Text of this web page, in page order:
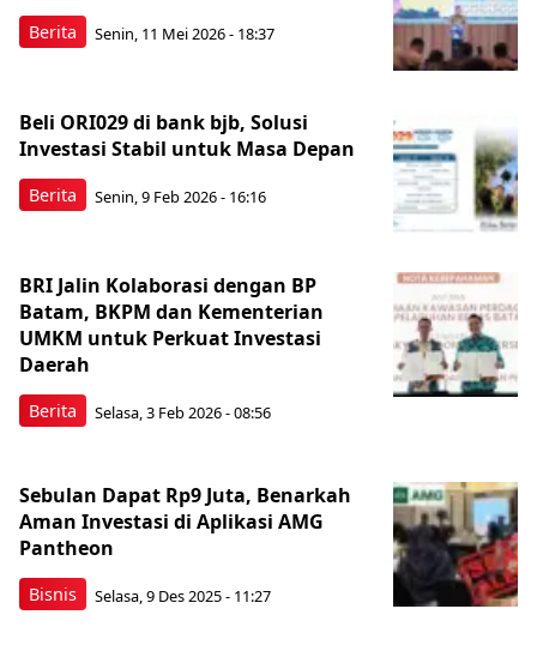
Berita Senin, 11 Mei 2026 - 18:37
Berita
Beli ORI029 di bank bjb, Solusi
Investasi Stabil untuk Masa Depan
Senin, 9 Feb 2026 - 16:16
Berita
BRI Jalin Kolaborasi dengan BP
Batam, BKPM dan Kementerian
UMKM untuk Perkuat Investasi
Daerah
Selasa, 3 Feb 2026 - 08:56
Bisnis
Sebulan Dapat Rp9 Juta, Benarkah
Aman Investasi di Aplikasi AMG
Pantheon
Selasa, 9 Des 2025 - 11:27